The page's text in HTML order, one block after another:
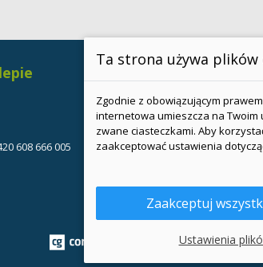
608 666 005
Ta strona używa plików
Zgodnie z obowiązującym
internetowa umieszcza na
zwane ciasteczkami. Aby
zaakceptować ustawienia
Zaakceptuj
Ustawienia